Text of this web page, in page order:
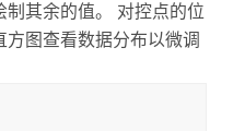
制其余的值。 对控点的位
方图查看数据分布以微调